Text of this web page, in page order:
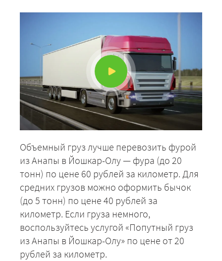
Объемный груз лучше перевозить фурой
из Анапы в Йошкар-Олу — фура (до 20
тонн) по цене 60 рублей за километр. Для
средних грузов можно оформить бычок
(до 5 тонн) по цене 40 рублей за
километр. Если груза немного,
воспользуйтесь услугой «Попутный груз
из Анапы в Йошкар-Олу» по цене от 20
рублей за километр.